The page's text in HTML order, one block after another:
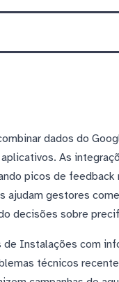
dados do
As
picos de feedback
ajudam gestores
decisões sobre
de Instalações com
técnicos